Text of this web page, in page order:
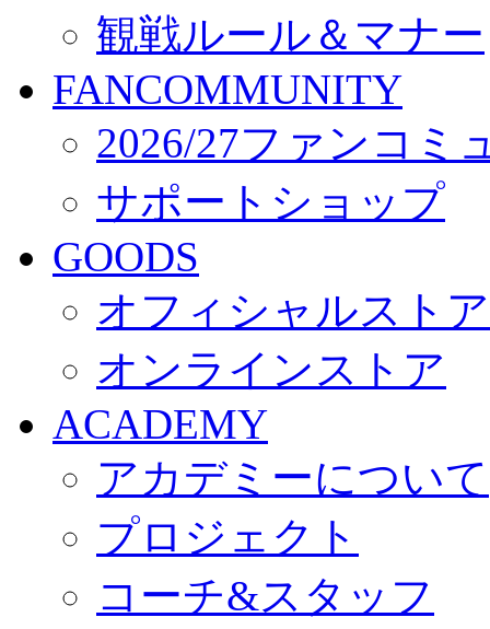
観戦ルール＆マナー
FANCOMMUNITY
2026/27ファンコミ
サポートショップ
GOODS
オフィシャルスト
オンラインストア
ACADEMY
アカデミーについて
プロジェクト
コーチ&スタッフ